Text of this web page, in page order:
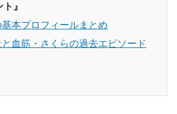
』
本プロフィールまとめ
血筋・さくらの過去エピソード